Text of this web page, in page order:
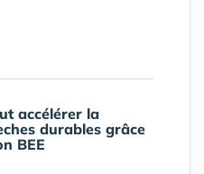
accélérer la
durables grâce
BEE